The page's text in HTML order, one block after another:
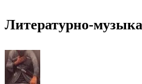
Литературно-